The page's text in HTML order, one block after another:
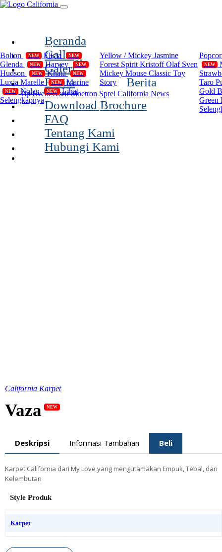
Beranda
Gallery
Galeri
Compilation
Bolton
NEW Elicia NEW
Glenda NEW Harvey NEW
Hudson NEW Khata NEW
Luxia Marelle NEW Marine
NEW Nolan NEW
Lihat
Selengkapnya
Yellow / Mickey Jasmine
Forest Spirit Kristoff Olaf Sven
Mickey Mouse Classic Toy
Story
NEW
Taro
Gold
Green
Berita Berita
Tip Event Karir Sinetron Sprei California News
Download Brochure
FAQ
Tentang Kami
Hubungi Kami
California Karpet
Vaza NEW
Deskripsi Informasi Tambahan Beli
Karpet California dari My Love yang mengutamakan Empuk, Tebal, dan
Kelembutan
Style Produk
Karpet